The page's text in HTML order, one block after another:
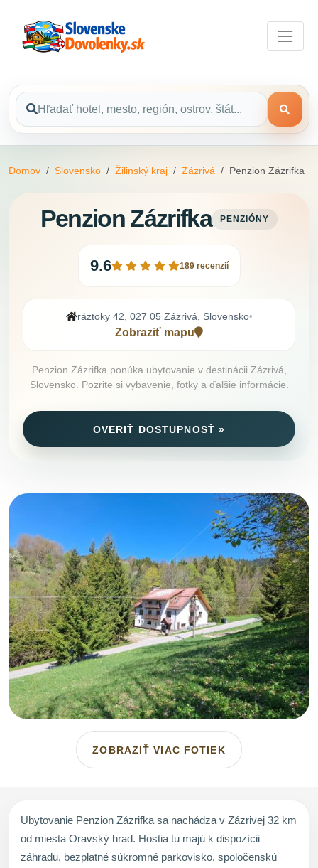
Domov Slovensko Žilinský kraj Zázrivá Penzion Zázrifka
Penzion Zázrifka PENZIÓNY
9.6 189 recenzií
ráztoky 42, 027 05 Zázrivá, Slovensko•
Zobraziť mapu
Penzion Zázrifka ponúka ubytovanie v destinácii Zázrivá,
Slovensko. Pozrite si vybavenie, fotky a ďalšie informácie.
OVERIŤ DOSTUPNOSŤ »
ZOBRAZIŤ VIAC FOTIEK
Ubytovanie Penzion Zázrifka sa nachádza v Zázrivej 32 km
od miesta Oravský hrad. Hostia tu majú k dispozícii
záhradu, bezplatné súkromné parkovisko, spoločenskú